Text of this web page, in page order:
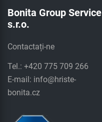
Bonita Group Service
s.r.o.
Contactați-ne
Tel.: +420 775 709 266
E-mail: info@hriste-
bonita.cz